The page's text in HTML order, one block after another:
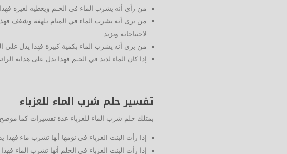
من رأى أنه يشرب الماء في الحلم ويعطيه لغيره
من يرى أنه يشرب الماء في المنام بلهفة وشغف
لاحتياجاته ويزيد.
من يرى أنه يشرب الماء بكمية كبيرة فهذا يدل على
إذا كان الماء لذيذ في الحلم فهذا يدل على هداية
تفسير حلم شرب الماء للعزباء
يمتلك حلم شرب الماء للعزباء عدة تفسيرات كما موضح
إذا رأت البنت العزباء في نومها أنها تشرب ماء فهذا
إذا رأت البنت العزباء في الحلم أنها تشرب الماء